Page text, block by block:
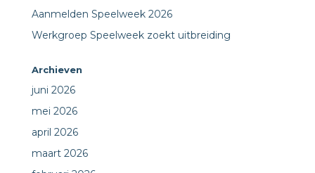
Aanmelden Speelweek 2026
Werkgroep Speelweek zoekt uitbreiding
Archieven
juni 2026
mei 2026
april 2026
maart 2026